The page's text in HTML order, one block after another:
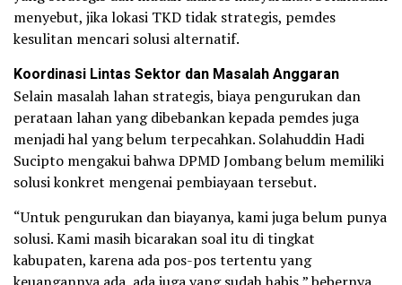
menyebut, jika lokasi TKD tidak strategis, pemdes
kesulitan mencari solusi alternatif.
Koordinasi Lintas Sektor dan Masalah Anggaran
Selain masalah lahan strategis, biaya pengurukan dan
perataan lahan yang dibebankan kepada pemdes juga
menjadi hal yang belum terpecahkan. Solahuddin Hadi
Sucipto mengakui bahwa DPMD Jombang belum memiliki
solusi konkret mengenai pembiayaan tersebut.
“Untuk pengurukan dan biayanya, kami juga belum punya
solusi. Kami masih bicarakan soal itu di tingkat
kabupaten, karena ada pos-pos tertentu yang